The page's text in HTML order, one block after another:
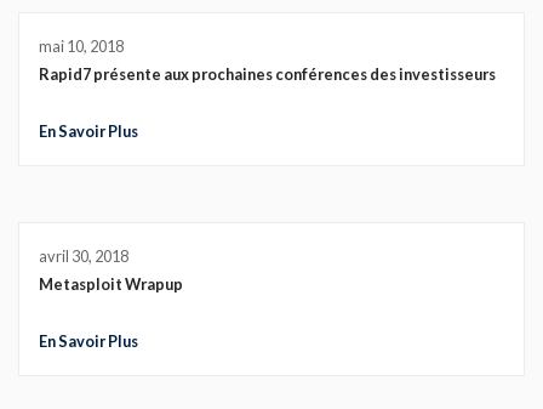
mai 10, 2018
Rapid7 présente aux prochaines conférences des investisseurs
En Savoir Plus
avril 30, 2018
Metasploit Wrapup
En Savoir Plus